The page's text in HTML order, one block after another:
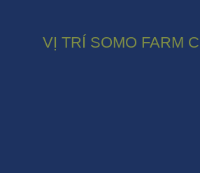
VỊ TRÍ SOMO FARM